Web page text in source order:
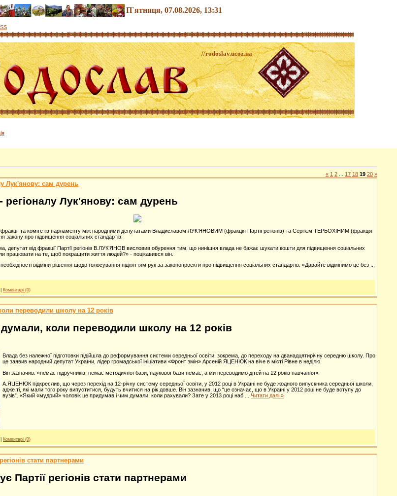
П`ятниця, 07.08.2026, 13:31
//rodoslav.ucoz.ua
« 1 2 17 18 19 20 »
Лук'янову: сам дурень
регіоналу Лук'янову: сам дурень
фракції та комітетів парламенту між народними депутатами Владиславом ЛУК’ЯНОВИМ (фракція Партії регіонів) та Сергієм ТЕРЬОХІНИМ (фракція
про підвищення соціальних стандартів.
депутат від фракції Партії регіонів В.ЛУК’ЯНОВ висловив обурення тим, що нинішня влада не бажає шукати кошти для підвищення соціальних
працювати на те, щоб покращити життя людей?» - поцікавився він.
відміни рішення щодо голосування підняттям рук за законопроекти про підвищення соціальних стандартів. «Давайте відмінимо це без
Коментарі (0)
переводили школу на 12 років
коли переводили школу на 12 років
Влада без належної підготовки підійшла до реформування системи середньої освіти, зокрема, до переходу на дванадцятирічну середню школу. Про
це заявив народний депутат України, лідер громадської ініціативи «Фронт змін» Арсеній ЯЦЕНЮК на віче в місті Рівне в неділю.
Він зазначив: «немає підручників, немає методичної бази, наукової бази немає, а ми переводимо дітей на 12 років навчання».
А.ЯЦЕНЮК підкреслив, що через перехід на 12-річну систему середньої освіти, у 2012 році в Україні не буде жодного випускника середньої школи,
адже ті, які мали того року випуститися, будуть вчитися на рік довше. Він зазначив, що “це означає, що в Україні у 2012 році не буде вступу до
вузів”. «Який «мудрий» чоловік це придумав і чим думали, коли рахували? Зате у 2013 році наб
Читати далі »
Коментарі (0)
стати партнерами
Партії регіонів стати партнерами